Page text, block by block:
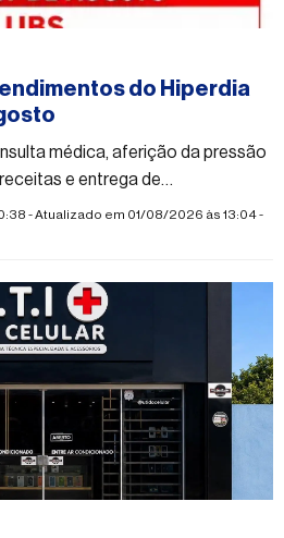
do Hiperdia
médica, aferição da pressão
e entrega de
- Atualizado em 01/08/2026 às 13:04 -